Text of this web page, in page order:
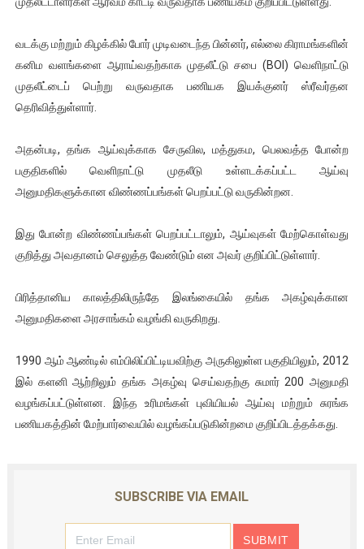
இளையராஜா – கமல் அவசர சந்திப்பு (படங்கள், விடியோ)
ஜனாதிபதி ஐக்கிய நாடுகளின் பொதுச் சபை கூட்டத்தில் இன்று
வலிமை தான் அஜித் திரைப்பயணத்திலே அதிக காலெக்ஷன் செய்த
வடக்கு மற்றும் கிழக்கில் போர் முடிவடைந்த பின்னர், எல்லை கிராமங்களின்
கனிம வளங்களை ஆராய்வதற்காக முதலீட்டு சபை (BOI) வெளிநாட்டு
முதலீட்டைப் பெற்று வருவதாக பணியக இயக்குனர் ஸ்ரீவர்தன
தெரிவித்துள்ளார்.
அதன்படி, தங்க ஆய்வுக்காக சேருவில, மத்துகம, பெலவத்த போன்ற
பகுதிகளில் வெளிநாட்டு முதலீடு உள்ளடக்கப்பட்ட ஆய்வு
அனுமதிகளுக்கான விண்ணப்பங்கள் பெறப்பட்டு வருகின்றன.
இது போன்ற விண்ணப்பங்கள் பெறப்பட்டாலும், ஆய்வுகள் மேற்கொள்வது
குறித்து அவதானம் செலுத்த வேண்டும் என அவர் குறிப்பிட்டுள்ளார்.
பிரித்தானிய காலத்திலிருந்தே இலங்கையில் தங்க அகழ்வுக்கான
அனுமதிகளை அரசாங்கம் வழங்கி வருகிறது.
1990 ஆம் ஆண்டில் எம்பிலிப்பிட்டியவிற்கு அருகிலுள்ள பகுதியிலும், 2012
இல் களனி ஆற்றிலும் தங்க அகழ்வு செய்வதற்கு சுமார் 200 அனுமதி
வழங்கப்பட்டுள்ளன. இந்த உரிமங்கள் புவியியல் ஆய்வு மற்றும் சுரங்க
பணியகத்தின் மேற்பார்வையில் வழங்கப்படுகின்றமை குறிப்பிடத்தக்கது.
SUBSCRIBE VIA EMAIL